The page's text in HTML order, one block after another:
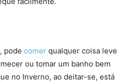
pode comer qualquer coisa leve
ou tomar um banho bem
no Inverno, ao deitar-se, está